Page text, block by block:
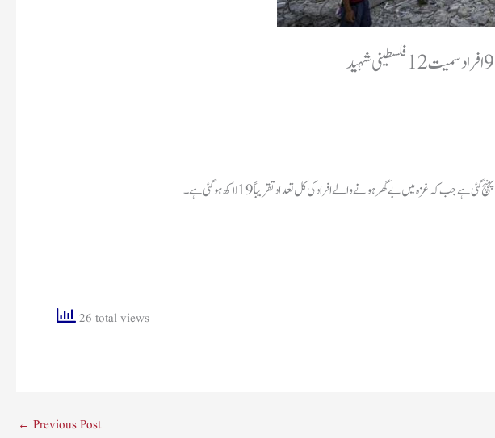
کہ غزہ میں بےگھر ہونے والے افراد کی کل تعداد تقریباً 19لاکھ ہوگئی ہے۔
26 total views
← Previous Post